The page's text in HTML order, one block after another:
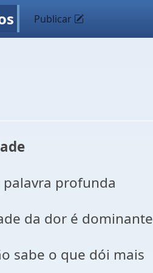
Publicar
palavra profunda
da dor é dominante
sabe o que dói mais